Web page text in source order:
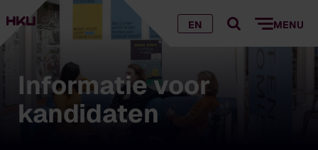
EN MENU
Informatie voor
kandidaten